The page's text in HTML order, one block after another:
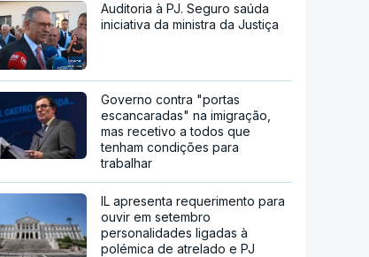
Auditoria à PJ. Seguro saúda
iniciativa da ministra da Justiça
Governo contra "portas
escancaradas" na imigração,
mas recetivo a todos que
tenham condições para
trabalhar
IL apresenta requerimento para
ouvir em setembro
personalidades ligadas à
polémica de atrelado e PJ